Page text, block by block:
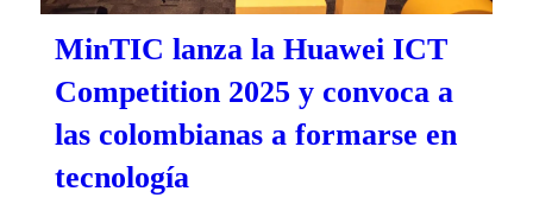
MinTIC lanza la Huawei ICT
Competition 2025 y convoca a
las colombianas a formarse en
tecnología